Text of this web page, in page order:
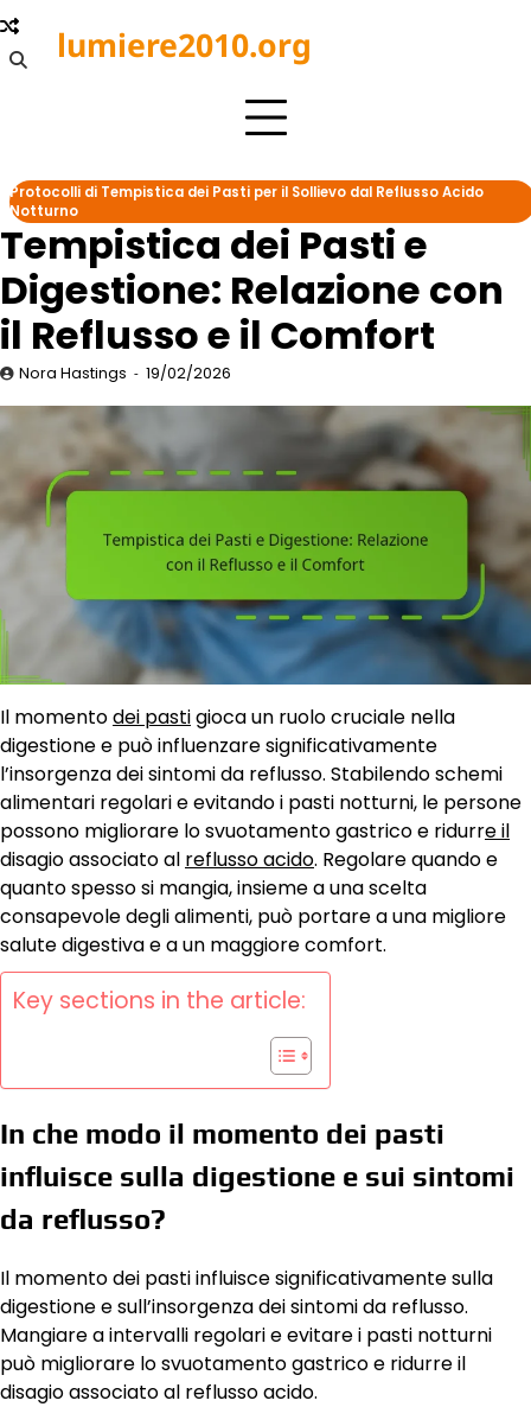
Skip
to
content
lumiere2010.org
Protocolli di Tempistica dei Pasti per il Sollievo dal Reflusso Acido
Notturno
Tempistica dei Pasti e
Digestione: Relazione con
il Reflusso e il Comfort
Nora Hastings 19/02/2026
Il momentodei pastigioca un ruolo cruciale nella
digestione e può influenzare significativamente
l’insorgenza dei sintomi da reflusso. Stabilendo schemi
alimentari regolari e evitando i pasti notturni, le persone
possono migliorare lo svuotamento gastrico e ridurre il
disagio associato al reflusso acido. Regolare quando e
quanto spesso si mangia, insieme a una scelta
consapevole degli alimenti, può portare a una migliore
salute digestiva e a un maggiore comfort.
Key sections in the article:
In che modo il momento dei pasti
influisce sulla digestione e sui sintomi
da reflusso?
Il momento dei pasti influisce significativamente sulla
digestione e sull’insorgenza dei sintomi da reflusso.
Mangiare a intervalli regolari e evitare i pasti notturni
può migliorare lo svuotamento gastrico e ridurre il
disagio associato al reflusso acido.